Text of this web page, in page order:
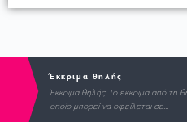
Έκκριμα θηλής
Έκκριμα θηλής Το έκκριμα από τη
οποίο μπορεί να οφείλεται σε...